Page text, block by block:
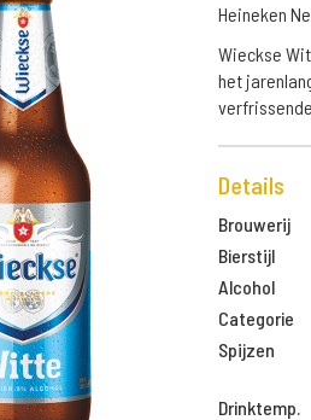
Heineken
Wieckse
het
Details
Brouwerij
Bierstijl
Alcohol
Categorie
Spijzen
Drinktemp.